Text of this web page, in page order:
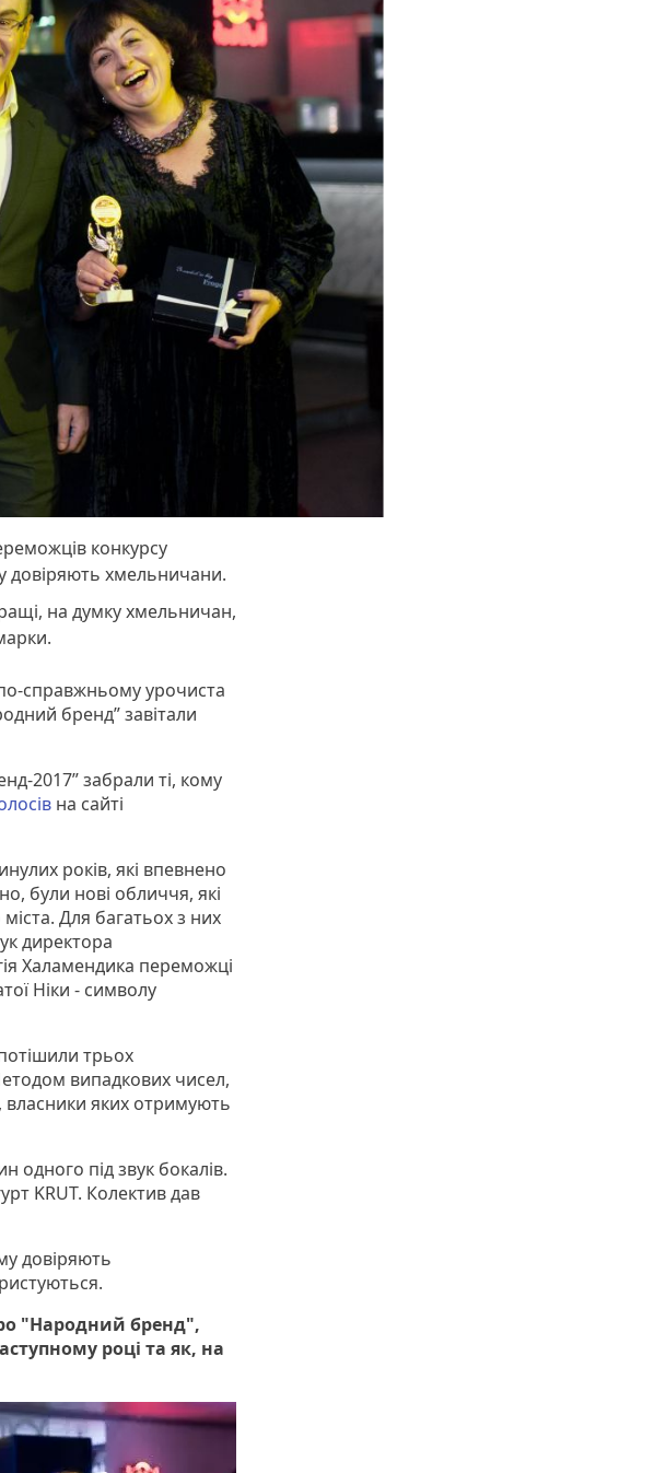
конкурсу
довіряють хмельничани.
на думку хмельничан,
по-справжньому урочиста
бренд” завітали
2017” забрали ті, кому
на сайті
років, які впевнено
були нові обличчя, які
Для багатьох з них
директора
Халамендика переможці
Ніки - символу
трьох
випадкових чисел,
яких отримують
одного під звук бокалів.
KRUT. Колектив дав
довіряють
"Народний бренд",
році та як, на